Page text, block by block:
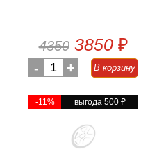
4350 3850 ₽
- 1 + В корзину
-11% выгода 500 ₽